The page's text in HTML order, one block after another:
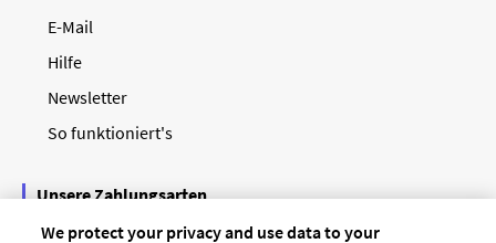
E-Mail
Hilfe
Newsletter
So funktioniert's
Unsere Zahlungsarten
We protect your privacy and use data to your